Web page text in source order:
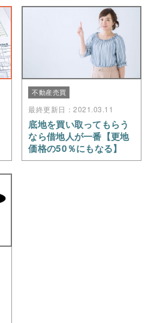
不動産売買
最終更新日：2021.03.11
底地を買い取ってもらう
なら借地人が一番【更地
価格の50％にもなる】